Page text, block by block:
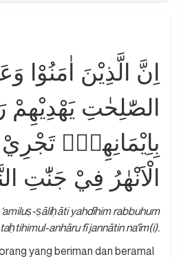
اِنَّ الَّذِيْنَ اٰمَنُوْا
الصّٰلِحٰتِ يَهْدِيْهِمْ
بِاِيْمَانِهِمْۚ
الْاَنْهٰرُ فِيْ جَنّٰتِ
ṣāliḥāti yahdīhim rabbuhum
anhāru fī jannātin na‘īm(i).
yang beriman dan beramal